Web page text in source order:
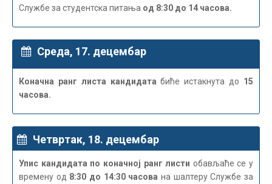
Службе за студентска питања од 8:30 до 14 часова.
Среда, 17. децембар
Коначна ранг листа кандидата биће истакнута до 15
часова.
Четвртак, 18. децембар
Упис кандидата по коначној ранг листи обављаће се у
времену од 8:30 до 14:30 часова на шалтеру Службе за